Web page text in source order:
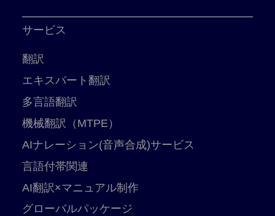
サービス
翻訳
エキスパート翻訳
多言語翻訳
機械翻訳（MTPE）
AIナレーション(音声合成)サービス
言語付帯関連
AI翻訳×マニュアル制作
グローバルパッケージ